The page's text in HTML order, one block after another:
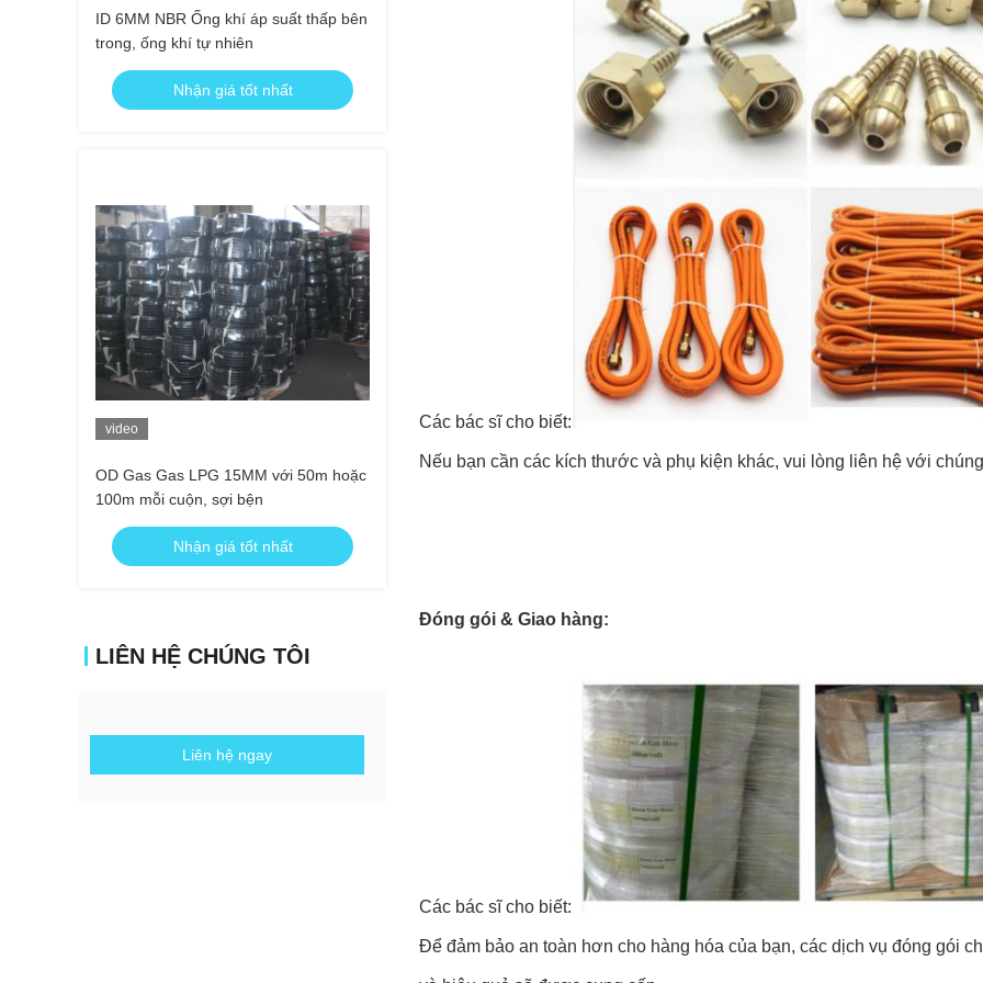
ID 6MM NBR Ống khí áp suất thấp bên
trong, ống khí tự nhiên
Nhận giá tốt nhất
video
OD Gas Gas LPG 15MM với 50m hoặc
100m mỗi cuộn, sợi bện
Nhận giá tốt nhất
LIÊN HỆ CHÚNG TÔI
Liên hệ ngay
Các bác sĩ cho biết:
Nếu bạn cần các kích thước và phụ kiện khác, vui lòng liên hệ với
Đóng gói & Giao hàng:
Các bác sĩ cho biết:
Để đảm bảo an toàn hơn cho hàng hóa của bạn, các dịch vụ đóng gói